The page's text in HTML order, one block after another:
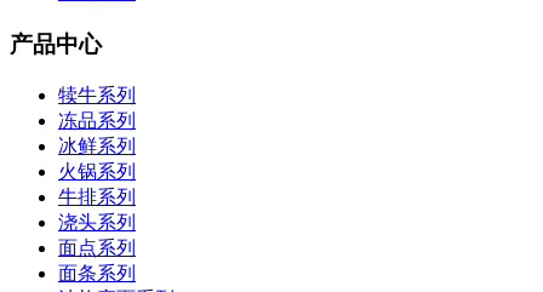
产品中心
犊牛系列
冻品系列
冰鲜系列
火锅系列
牛排系列
浇头系列
面点系列
面条系列